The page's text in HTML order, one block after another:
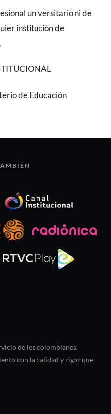
universitario ni de
institución de
de Educación
de los colombianos.
con la calidad y rigor que